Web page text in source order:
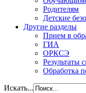
Родителям
Детские
Другие разделы
Прием в
ГИА
ОРКСЭ
Результаты
Обработка
Искать...